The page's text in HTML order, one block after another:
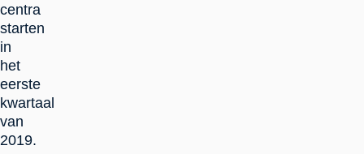
centra
starten
in
het
eerste
kwartaal
van
2019.